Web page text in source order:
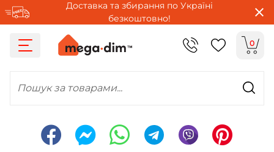
Доставка та збирання по Україні
безкоштовно!
0
Пошук за товарами...